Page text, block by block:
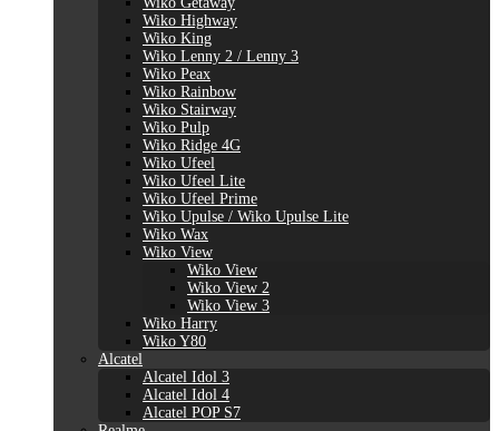
Wiko Highway
Wiko King
Wiko Lenny 2 / Lenny 3
Wiko Peax
Wiko Rainbow
Wiko Stairway
Wiko Pulp
Wiko Ridge 4G
Wiko Ufeel
Wiko Ufeel Lite
Wiko Ufeel Prime
Wiko Upulse / Wiko Upulse Lite
Wiko Wax
Wiko View
Wiko View
Wiko View 2
Wiko View 3
Wiko Harry
Wiko Y80
Alcatel
Alcatel Idol 3
Alcatel Idol 4
Alcatel POP S7